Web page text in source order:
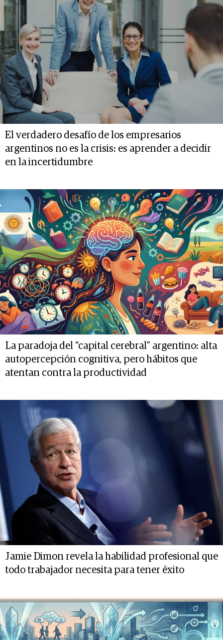
El verdadero desafío de los empresarios
argentinos no es la crisis: es aprender a decidir
en la incertidumbre
La paradoja del “capital cerebral” argentino: alta
autopercepción cognitiva, pero hábitos que
atentan contra la productividad
Jamie Dimon revela la habilidad profesional que
todo trabajador necesita para tener éxito